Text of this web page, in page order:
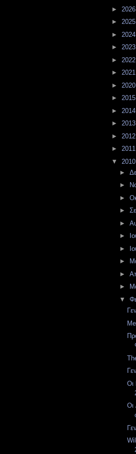
► 2026
► 2025
► 2024
► 2023
► 2022
► 2021
► 2020
► 2015
► 2014
► 2013
► 2012
► 2011
▼ 2010
►
►
►
►
►
►
►
►
►
►
▼
Οι
Οι